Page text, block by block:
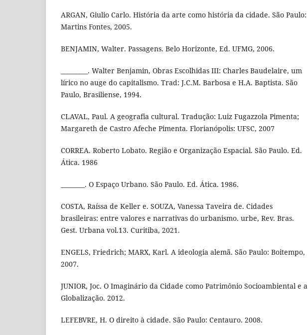
ARGAN, Giulio Carlo. História da arte como história da cidade. São Paulo:
Martins Fontes, 2005.
BENJAMIN, Walter. Passagens. Belo Horizonte, Ed. UFMG, 2006.
_________. Walter Benjamin, Obras Escolhidas III: Charles Baudelaire, um
lírico no auge do capitalismo. Trad: J.C.M. Barbosa e H.A. Baptista. São
Paulo, Brasiliense, 1994.
CLAVAL, Paul. A geografia cultural. Tradução: Luiz Fugazzola Pimenta;
Margareth de Castro Afeche Pimenta. Florianópolis: UFSC, 2007
CORREA. Roberto Lobato. Região e Organização Espacial. São Paulo. Ed.
Ática. 1986
________. O Espaço Urbano. São Paulo. Ed. Ática. 1986.
COSTA, Raíssa de Keller e. SOUZA, Vanessa Taveira de. Cidades
brasileiras: entre valores e narrativas do urbanismo. urbe, Rev. Bras.
Gest. Urbana vol.13. Curitiba, 2021.
ENGELS, Friedrich; MARX, Karl. A ideologia alemã. São Paulo: Boitempo,
2007.
JUNIOR, Joc. O Imaginário da Cidade como Patrimônio Socioambiental e a
Globalização. 2012.
LEFEBVRE, H. O direito à cidade. São Paulo: Centauro. 2008.